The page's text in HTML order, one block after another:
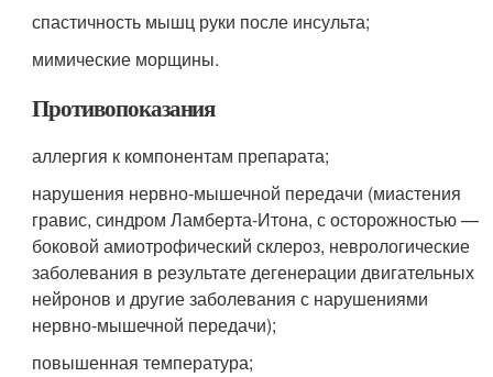
спастичность мышц руки после инсульта;
мимические морщины.
Противопоказания
аллергия к компонентам препарата;
нарушения нервно-мышечной передачи (миастения
гравис, синдром Ламберта-Итона, с осторожностью —
боковой амиотрофический склероз, неврологические
заболевания в результате дегенерации двигательных
нейронов и другие заболевания с нарушениями
нервно-мышечной передачи);
повышенная температура;